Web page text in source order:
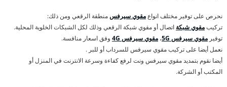
نحرص على توفير مختلف انواعمقوي سيرفسمنطقة الرقعي ومن ذلك:
تركيبمقوي شبكة اتصال أو مقوي شبكة الرقعي وذلك لكل الشبكات الخلوية المحلية.
توفير مقوي سيرفس 5G ، مقوي سيرفس 4G
وفق اسعار منافسة.
نعمل أيضا على تركيب مقوي سيرفس للسرداب أو للبر .
أيضا نقوم بتمديد مقوي سيرفس ونت لرفع كفاءة وسرعة الانترنت في المنزل أو
المكتب أو الشركة.